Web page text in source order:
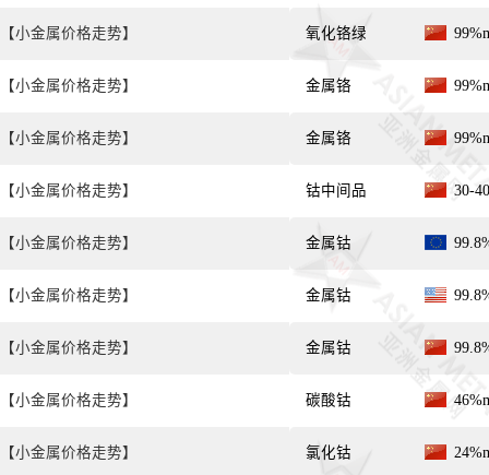
【小金属价格走势】
【小金属价格走势】
【小金属价格走势】
【小金属价格走势】
【小金属价格走势】
【小金属价格走势】
【小金属价格走势】
【小金属价格走势】
【小金属价格走势】
氧化铬绿
金属铬
金属铬
钴中间品 30-
金属钴
金属钴
金属钴
碳酸钴
氯化钴